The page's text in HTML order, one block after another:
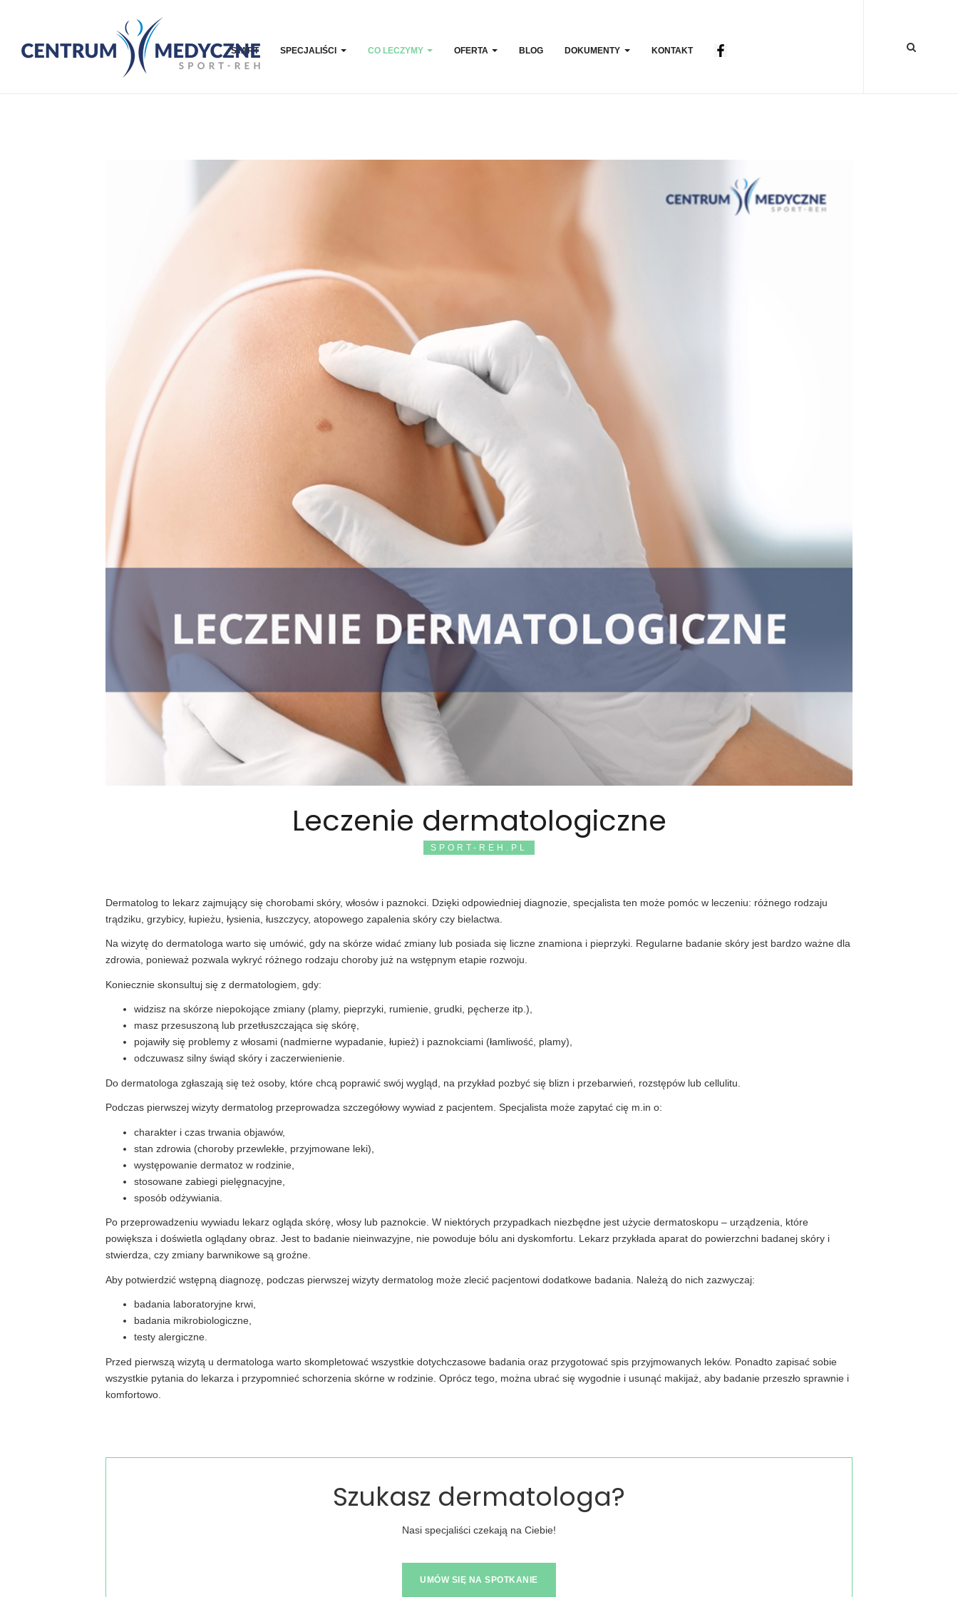
START SPECJALIŚCI CO LECZYMY OFERTA BLOG DOKUMENTY KONTAKT
Leczenie dermatologiczne
SPORT-REH.PL
Dermatolog to lekarz zajmujący się chorobami skóry, włosów i paznokci. Dzięki odpowiedniej diagnozie, specjalista ten może pomóc w leczeniu: różnego rodzaju
trądziku, grzybicy, łupieżu, łysienia, łuszczycy, atopowego zapalenia skóry czy bielactwa.
Na wizytę do dermatologa warto się umówić, gdy na skórze widać zmiany lub posiada się liczne znamiona i pieprzyki. Regularne badanie skóry jest bardzo ważne dla
zdrowia, ponieważ pozwala wykryć różnego rodzaju choroby już na wstępnym etapie rozwoju.
Koniecznie skonsultuj się z dermatologiem, gdy:
widzisz na skórze niepokojące zmiany (plamy, pieprzyki, rumienie, grudki, pęcherze itp.),
masz przesuszoną lub przetłuszczająca się skórę,
pojawiły się problemy z włosami (nadmierne wypadanie, łupież) i paznokciami (łamliwość, plamy),
odczuwasz silny świąd skóry i zaczerwienienie.
Do dermatologa zgłaszają się też osoby, które chcą poprawić swój wygląd, na przykład pozbyć się blizn i przebarwień, rozstępów lub cellulitu.
Podczas pierwszej wizyty dermatolog przeprowadza szczegółowy wywiad z pacjentem. Specjalista może zapytać cię m.in o:
charakter i czas trwania objawów,
stan zdrowia (choroby przewlekłe, przyjmowane leki),
występowanie dermatoz w rodzinie,
stosowane zabiegi pielęgnacyjne,
sposób odżywiania.
Po przeprowadzeniu wywiadu lekarz ogląda skórę, włosy lub paznokcie. W niektórych przypadkach niezbędne jest użycie dermatoskopu – urządzenia, które
powiększa i doświetla oglądany obraz. Jest to badanie nieinwazyjne, nie powoduje bólu ani dyskomfortu. Lekarz przykłada aparat do powierzchni badanej skóry i
stwierdza, czy zmiany barwnikowe są groźne.
Aby potwierdzić wstępną diagnozę, podczas pierwszej wizyty dermatolog może zlecić pacjentowi dodatkowe badania. Należą do nich zazwyczaj:
badania laboratoryjne krwi,
badania mikrobiologiczne,
testy alergiczne.
Przed pierwszą wizytą u dermatologa warto skompletować wszystkie dotychczasowe badania oraz przygotować spis przyjmowanych leków. Ponadto zapisać sobie
wszystkie pytania do lekarza i przypomnieć schorzenia skórne w rodzinie. Oprócz tego, można ubrać się wygodnie i usunąć makijaż, aby badanie przeszło sprawnie i
komfortowo.
Szukasz dermatologa?
Nasi specjaliści czekają na Ciebie!
UMÓW SIĘ NA SPOTKANIE